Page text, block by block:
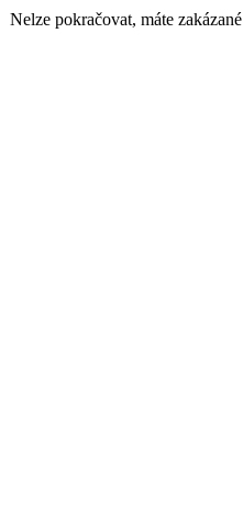
Nelze pokračovat, máte